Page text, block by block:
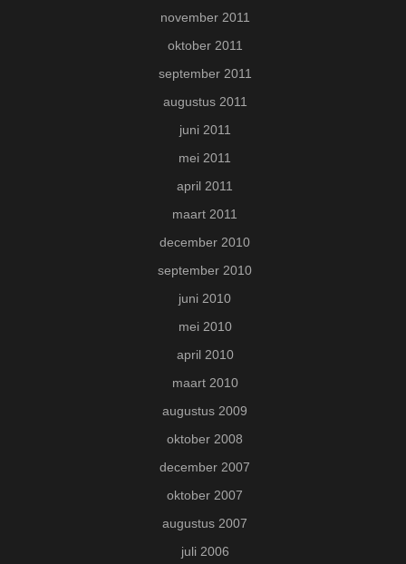
november 2011
oktober 2011
september 2011
augustus 2011
juni 2011
mei 2011
april 2011
maart 2011
december 2010
september 2010
juni 2010
mei 2010
april 2010
maart 2010
augustus 2009
oktober 2008
december 2007
oktober 2007
augustus 2007
juli 2006